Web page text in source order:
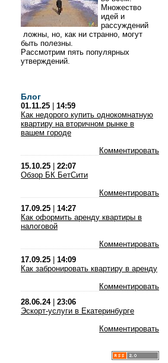
Множество
идей и
рассуждений
ложны, но, как ни странно, могут
быть полезны.
Рассмотрим пять популярных
утверждений.
Блог
01.11.25
14:59
Как недорого купить однокомнатную
квартиру на вторичном рынке в
вашем городе
Комментировать
15.10.25
22:07
Обзор БК БетСити
Комментировать
17.09.25
14:27
Как оформить аренду квартиры в
налоговой
Комментировать
17.09.25
14:09
Как забронировать квартиру в аренду
Комментировать
28.06.24| 23:06
Эскорт-услуги в Екатеринбурге
Комментировать